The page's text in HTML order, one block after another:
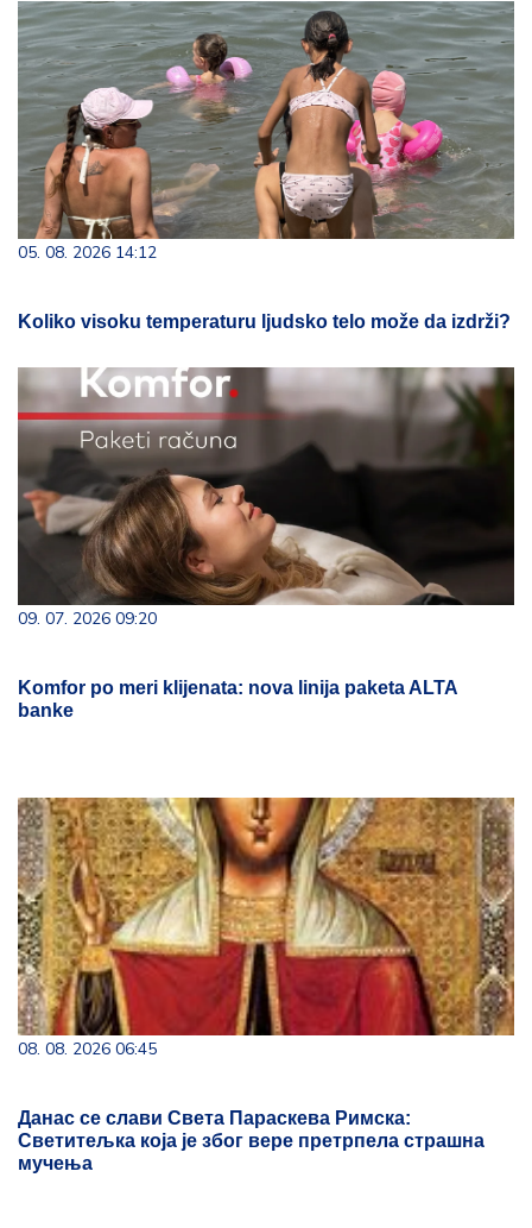
05. 08. 2026 14:12
Koliko visoku temperaturu ljudsko telo može da izdrži?
09. 07. 2026 09:20
Komfor po meri klijenata: nova linija paketa ALTA
banke
08. 08. 2026 06:45
Данас се слави Света Параскева Римска:
Светитељка која је због вере претрпела страшна
мучења